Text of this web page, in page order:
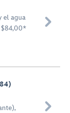
el agua
$84,00*

